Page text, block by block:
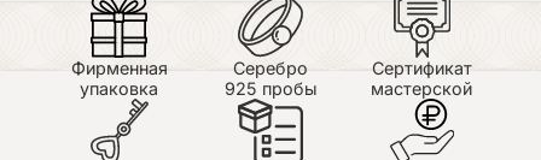
Фирменная
упаковка
Серебро
925 пробы
Сертификат
мастерской